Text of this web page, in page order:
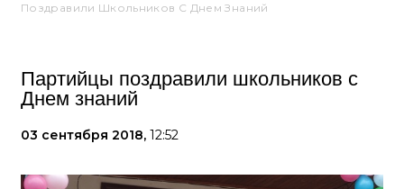
Поздравили Школьников С Днем Знаний
Партийцы поздравили школьников с
Днем знаний
03 сентября 2018, 12:52